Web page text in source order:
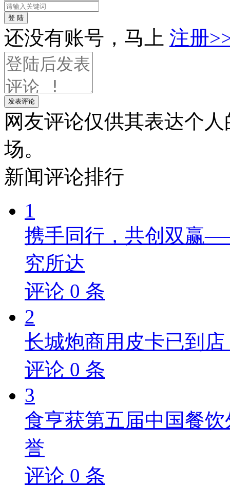
登 陆
还没有账号，马上 注册
发表评论
网友评论仅供其表达个
场。
新闻评论排行
1
携手同行，共创双赢
究所达
评论 0 条
2
长城炮商用皮卡已到
评论 0 条
3
食亨获第五届中国餐
誉
评论 0 条